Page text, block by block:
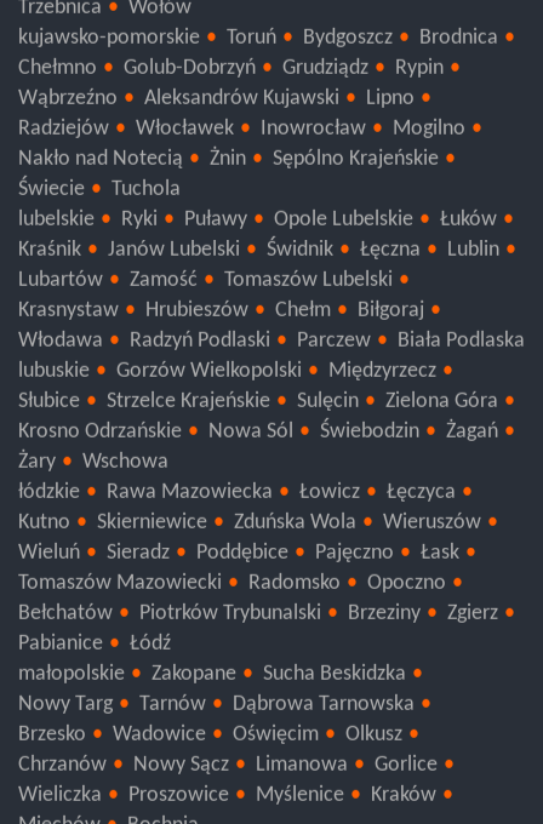
Trzebnica
Wołów
kujawsko-pomorskie
Toruń Bydgoszcz
Brodnica
Chełmno
Golub-Dobrzyń Grudziądz
Rypin
Wąbrzeźno
Aleksandrów Kujawski
Lipno
Radziejów
Włocławek Inowrocław
Mogilno
Nakło nad Notecią
Żnin
Sępólno Krajeńskie
Świecie
Tuchola
lubelskie
Ryki Puławy Opole Lubelskie
Łuków
Kraśnik
Janów Lubelski Świdnik Łęczna
Lublin
Lubartów
Zamość
Tomaszów Lubelski
Krasnystaw
Hrubieszów Chełm
Biłgoraj
Włodawa
Radzyń Podlaski Parczew
Biała Podlaska
lubuskie
Gorzów Wielkopolski
Międzyrzecz
Słubice
Strzelce Krajeńskie Sulęcin
Zielona Góra
Krosno Odrzańskie
Nowa Sól Świebodzin
Żagań
Żary
Wschowa
łódzkie
Rawa Mazowiecka Łowicz
Łęczyca
Kutno
Skierniewice Zduńska Wola
Wieruszów
Wieluń
Sieradz Poddębice Pajęczno
Łask
Tomaszów Mazowiecki
Radomsko
Opoczno
Bełchatów
Piotrków Trybunalski Brzeziny
Zgierz
Pabianice
Łódź
małopolskie
Zakopane
Sucha Beskidzka
Nowy Targ
Tarnów
Dąbrowa Tarnowska
Brzesko
Wadowice Oświęcim
Olkusz
Chrzanów
Nowy Sącz Limanowa
Gorlice
Wieliczka
Proszowice Myślenice
Kraków